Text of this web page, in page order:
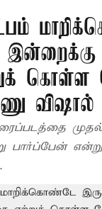
கொள்ள
விஷால்
பார்ப்பேன்